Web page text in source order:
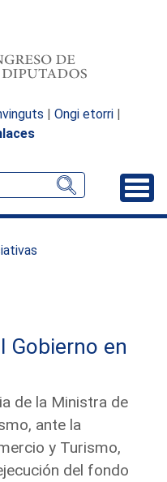
| Ongi etorri |
Gobierno en
de la Ministra de
ante la
y Turismo,
del fondo